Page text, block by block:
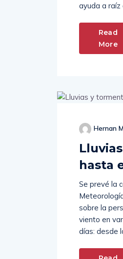
ayuda a
Read
More
Hernan
hasta
Se prevé la
sobre la
viento en
días: desde